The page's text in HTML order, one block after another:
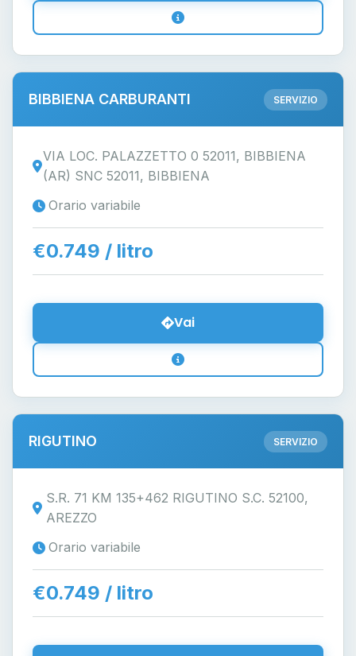
BIBBIENA CARBURANTI SERVIZIO
VIA LOC. PALAZZETTO 0 52011, BIBBIENA
(AR) SNC 52011, BIBBIENA
Orario variabile
€0.749 / litro
Vai
RIGUTINO SERVIZIO
S.R. 71 KM 135+462 RIGUTINO S.C. 52100,
AREZZO
Orario variabile
€0.749 / litro